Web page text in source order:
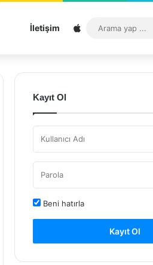
İletişim Sitemap
Kayıt Ol
Beni hatırla
Kayıt Ol